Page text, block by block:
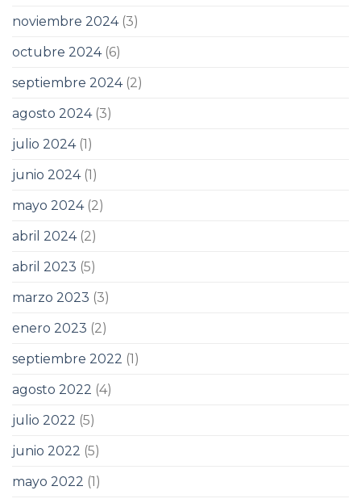
noviembre 2024(3)
octubre 2024(6)
septiembre 2024(2)
agosto 2024(3)
julio 2024(1)
junio 2024(1)
mayo 2024(2)
abril 2024(2)
abril 2023 (5)
marzo 2023 (3)
enero 2023 (2)
septiembre 2022 (1)
agosto 2022 (4)
julio 2022 (5)
junio 2022 (5)
mayo 2022 (1)